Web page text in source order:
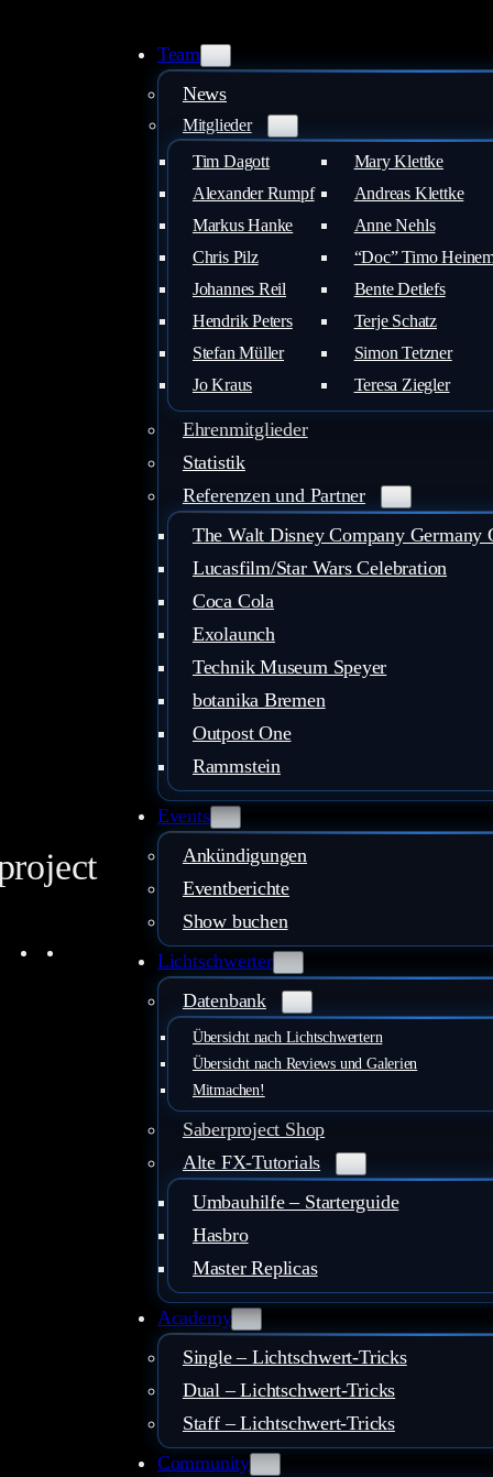
Team
News
Mitglieder
Tim Dagott
Alexander Rumpf
Markus Hanke
Chris Pilz
Johannes Reil
Hendrik Peters
Stefan Müller
Jo Kraus
Mary Klettke
Andreas Klettke
Anne Nehls
“Doc” Timo
Bente Detlefs
Terje Schatz
Simon Tetzner
Teresa Ziegler
Ehrenmitglieder
Statistik
Referenzen und Partner
The Walt Disney Company Germany
Lucasfilm/Star Wars Celebration
Coca Cola
Exolaunch
Technik Museum Speyer
botanika Bremen
Outpost One
Rammstein
Events
Ankündigungen
Eventberichte
Show buchen
Lichtschwerter
Datenbank
Übersicht nach Lichtschwertern
Übersicht nach Reviews und Galerien
Mitmachen!
Saberproject Shop
Alte FX-Tutorials
Umbauhilfe – Starterguide
Hasbro
Master Replicas
Academy
Single – Lichtschwert-Tricks
Dual – Lichtschwert-Tricks
Staff – Lichtschwert-Tricks
Community